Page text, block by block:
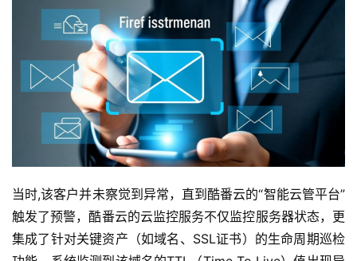
当时,该客户并未察觉到异常，直到酷番云的“智能云管平台”
触发了预警，酷番云的云监控服务不仅监控服务器状态，更
集成了针对关键资产（如域名、SSL证书）的生命周期巡检